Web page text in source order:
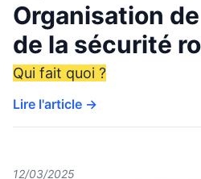
Organisation
de la sécurité
Qui fait quoi ?
Lire l'article →
12/03/2025